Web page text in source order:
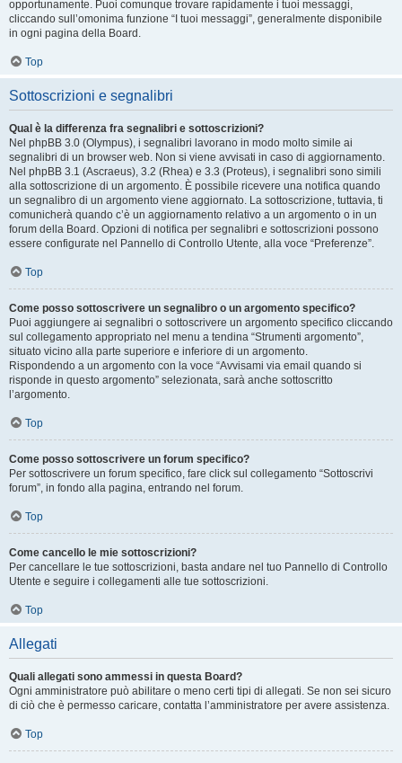
opportunamente. Puoi comunque trovare rapidamente i tuoi messaggi,
cliccando sull’omonima funzione “I tuoi messaggi”, generalmente disponibile
in ogni pagina della Board.
Top
Sottoscrizioni e segnalibri
Qual è la differenza fra segnalibri e sottoscrizioni?
Nel phpBB 3.0 (Olympus), i segnalibri lavorano in modo molto simile ai
segnalibri di un browser web. Non si viene avvisati in caso di aggiornamento.
Nel phpBB 3.1 (Ascraeus), 3.2 (Rhea) e 3.3 (Proteus), i segnalibri sono simili
alla sottoscrizione di un argomento. È possibile ricevere una notifica quando
un segnalibro di un argomento viene aggiornato. La sottoscrizione, tuttavia, ti
comunicherà quando c’è un aggiornamento relativo a un argomento o in un
forum della Board. Opzioni di notifica per segnalibri e sottoscrizioni possono
essere configurate nel Pannello di Controllo Utente, alla voce “Preferenze”.
Top
Come posso sottoscrivere un segnalibro o un argomento specifico?
Puoi aggiungere ai segnalibri o sottoscrivere un argomento specifico cliccando
sul collegamento appropriato nel menu a tendina “Strumenti argomento”,
situato vicino alla parte superiore e inferiore di un argomento.
Rispondendo a un argomento con la voce “Avvisami via email quando si
risponde in questo argomento” selezionata, sarà anche sottoscritto
l’argomento.
Top
Come posso sottoscrivere un forum specifico?
Per sottoscrivere un forum specifico, fare click sul collegamento “Sottoscrivi
forum”, in fondo alla pagina, entrando nel forum.
Top
Come cancello le mie sottoscrizioni?
Per cancellare le tue sottoscrizioni, basta andare nel tuo Pannello di Controllo
Utente e seguire i collegamenti alle tue sottoscrizioni.
Top
Allegati
Quali allegati sono ammessi in questa Board?
Ogni amministratore può abilitare o meno certi tipi di allegati. Se non sei sicuro
di ciò che è permesso caricare, contatta l’amministratore per avere assistenza.
Top